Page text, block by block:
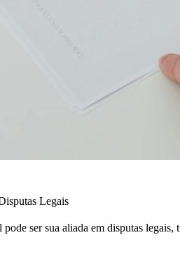
Legais
ser sua aliada em disputas legais,